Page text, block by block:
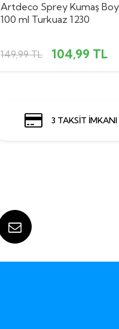
Artdeco Sprey Kumaş
100 ml Turkuaz 1230
149,99TL 104,99 TL
3 TAKSİT İMKANI